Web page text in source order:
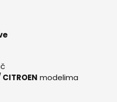
CITROEN modelima